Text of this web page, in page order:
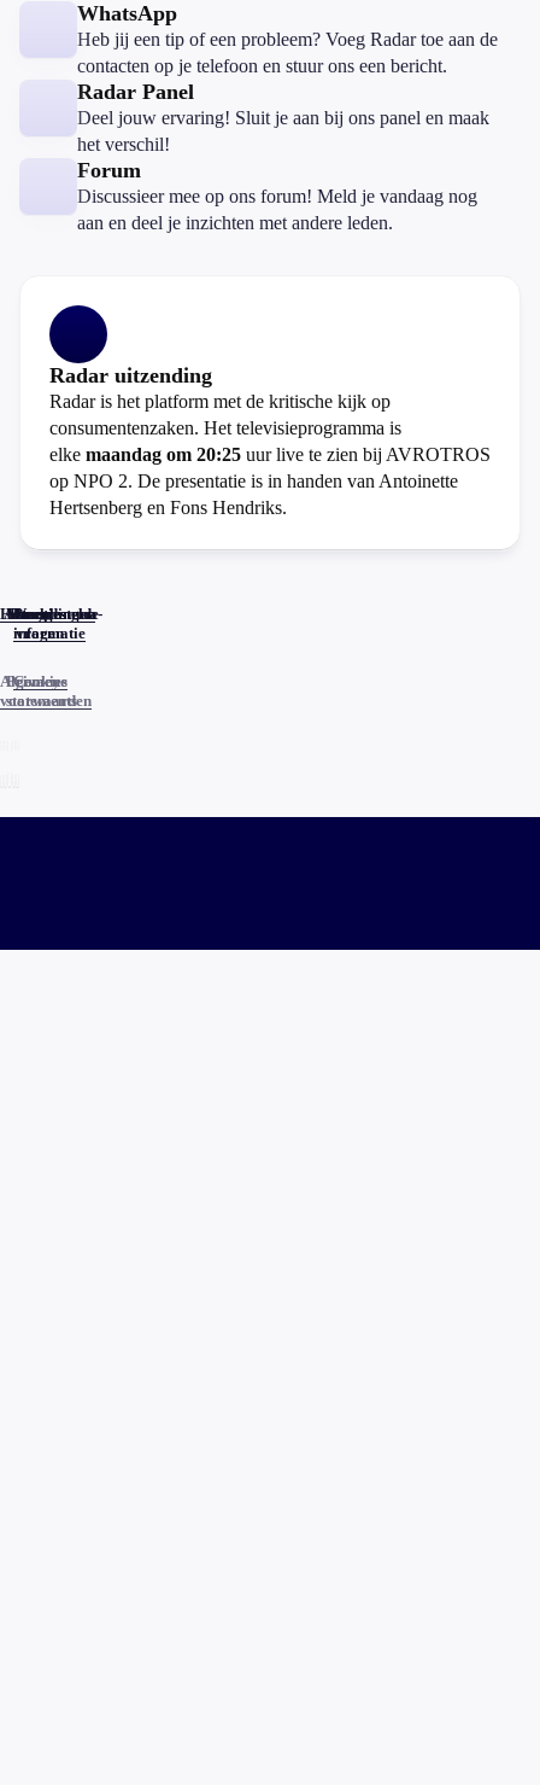
WhatsApp
Heb jij een tip of een probleem? Voeg Radar toe aan de
contacten op je telefoon en stuur ons een bericht.
Radar Panel
Deel jouw ervaring! Sluit je aan bij ons panel en maak
het verschil!
Forum
Discussieer mee op ons forum! Meld je vandaag nog
aan en deel je inzichten met andere leden.
Radar uitzending
Radar is het platform met de kritische kijk op
consumentenzaken. Het televisieprogramma is
elke maandag om 20:25 uur live te zien bij AVROTROS
op NPO 2. De presentatie is in handen van Antoinette
Hertsenberg en Fons Hendriks.
Home
Actueel
Uitzendingen
Reacties
Programma-
informatie
Veelgestelde
vragen
Algemene
voorwaarden
Privacy
statements
Cookies